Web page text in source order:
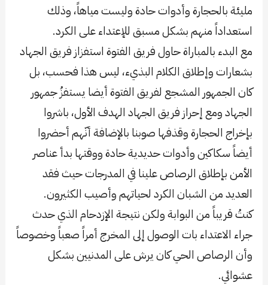
مليئة بالحجارة وأدوات حادة وليست مياهاً، وذلك
استعداداً منهم بشكل مسبق للإعتداء على الكرد.
مع البدء بالمباراة حاول فريق الفتوة استفزاز فريق الجهاد
بشعارات وإطلاق الكلام البذيء، ليس هذا فحسب، بل
كان الجمهور المشجع لفريق الفتوة أيضا يستفزُ جمهور
الجهاد ومع إحراز فريق الجهاد الهدف الأول، باشروا
بإخراج الحجارة وقذفها صوبنا بالإضافة أنّهم أحضروا
أيضاً سكاكين وأدوات حديدية حادة ووقتها بدأ عناصر
الأمن بإطلاق الرصاص علينا في المدرجات حيث فقد
العديد من الشبان الكرد لحياتهم وأصيب الكثيرون.
كنتُ قريباً من البوابة ولكن نتيجة الإزدحام الذي حدث
جراء الاعتداء بات الوصول إلى المخرج أمراً صعباً وخصوصاً
وأن الرصاص الحي كان يرش على المدنيين بشكل
عشوائي.